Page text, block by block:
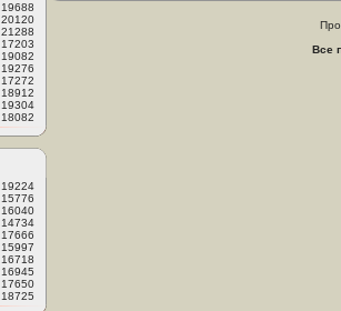
19688
20120
21288
17203
19082
19276
17272
18912
19304
18082
19224
15776
16040
14734
17666
15997
16718
16945
17650
18725
Все